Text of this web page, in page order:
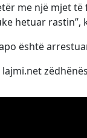
me një mjet të
hetuar rastin”,
është